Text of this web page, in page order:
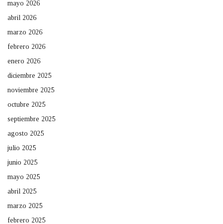
mayo 2026
abril 2026
marzo 2026
febrero 2026
enero 2026
diciembre 2025
noviembre 2025
octubre 2025
septiembre 2025
agosto 2025
julio 2025
junio 2025
mayo 2025
abril 2025
marzo 2025
febrero 2025